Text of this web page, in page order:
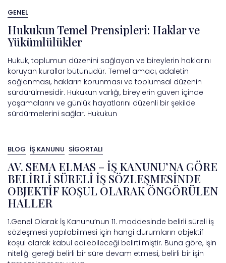
GENEL
Hukukun Temel Prensipleri: Haklar ve
Yükümlülükler
Hukuk, toplumun düzenini sağlayan ve bireylerin haklarını
koruyan kurallar bütünüdür. Temel amacı, adaletin
sağlanması, hakların korunması ve toplumsal düzenin
sürdürülmesidir. Hukukun varlığı, bireylerin güven içinde
yaşamalarını ve günlük hayatlarını düzenli bir şekilde
sürdürmelerini sağlar. Hukukun
BLOG İŞ KANUNU SİGORTALI
AV. SEMA ELMAS – İŞ KANUNU’NA GÖRE
BELİRLİ SÜRELİ İŞ SÖZLEŞMESİNDE
OBJEKTİF KOŞUL OLARAK ÖNGÖRÜLEN
HALLER
1.Genel Olarak İş Kanunu’nun 11. maddesinde belirli süreli iş
sözleşmesi yapılabilmesi için hangi durumların objektif
koşul olarak kabul edilebileceği belirtilmiştir. Buna göre, işin
niteliği gereği belirli bir süre devam etmesi, belirli bir işin